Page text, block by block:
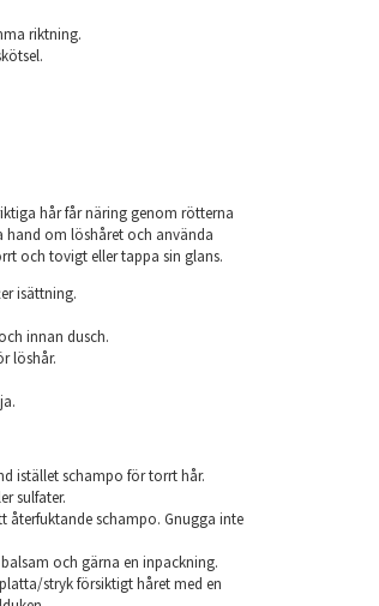
riktning.
hår får näring genom rötterna
hand om löshåret och använda
och tovigt eller tappa sin glans.
isättning.
innan dusch.
löshår.
istället schampo för torrt hår.
sulfater.
schampo. Gnugga inte
och gärna en inpackning.
stryk försiktigt håret med en